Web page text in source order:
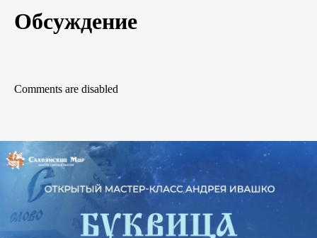
Обсуждение
Comments are disabled